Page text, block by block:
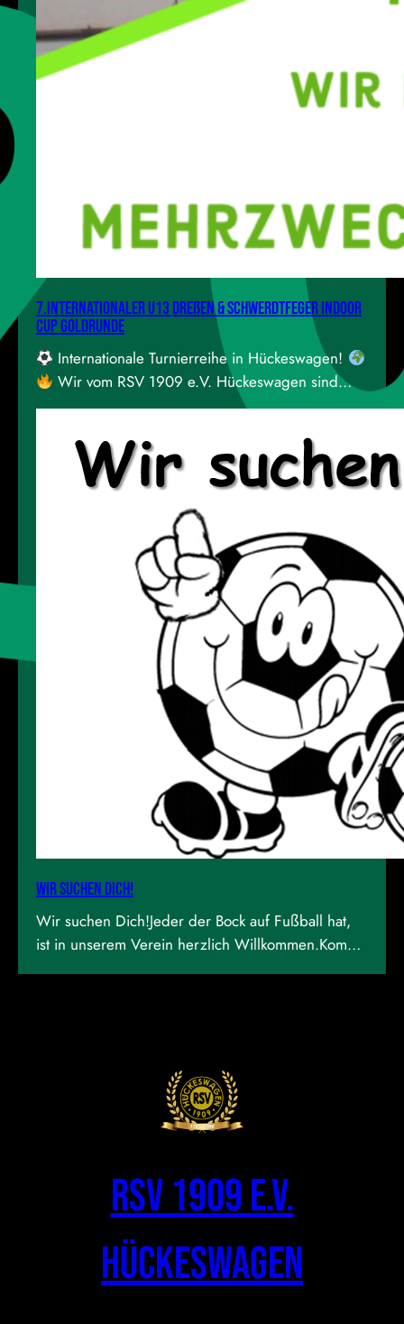
7.Internationaler U13 Dreßen & Schwerdtfeger Indoor
Cup GOLDRUNDE
Internationale Turnierreihe in Hückeswagen!
Wir vom RSV 1909 e.V. Hückeswagen sind
dieses Jahr mit dabei beim großen internationalen
veranstaltet wird! Am Sonntag stellen wir in
Hückeswagen die dritte Halle zur Verfügung die
Mehrzweckhalle, Zum Sportzentrum 5 in
Hückeswagen, treffen ab…
Wir suchen dich!
Wir suchen Dich!Jeder der Bock auf Fußball hat,
ist in unserem Verein herzlich Willkommen.Kommt
RSV 1909 e.V.
Hückeswagen